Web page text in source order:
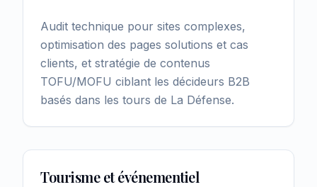
Audit technique pour sites complexes,
optimisation des pages solutions et cas
clients, et stratégie de contenus
TOFU/MOFU ciblant les décideurs B2B
basés dans les tours de La Défense.
Tourisme et événementiel